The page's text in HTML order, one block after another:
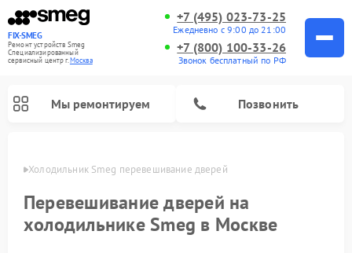
FIX-SMEG
Ремонт устройств Smeg
Специализированный
cервисный центр г.Москва
+7 (495) 023-73-25
Ежедневно с 9:00 до 21:00
+7 (800) 100-33-26
Звонок бесплатный по РФ
Мы ремонтируем Позвонить
Холодильник Smeg перевешивание дверей
Перевешивание дверей на
холодильнике Smeg в Москве